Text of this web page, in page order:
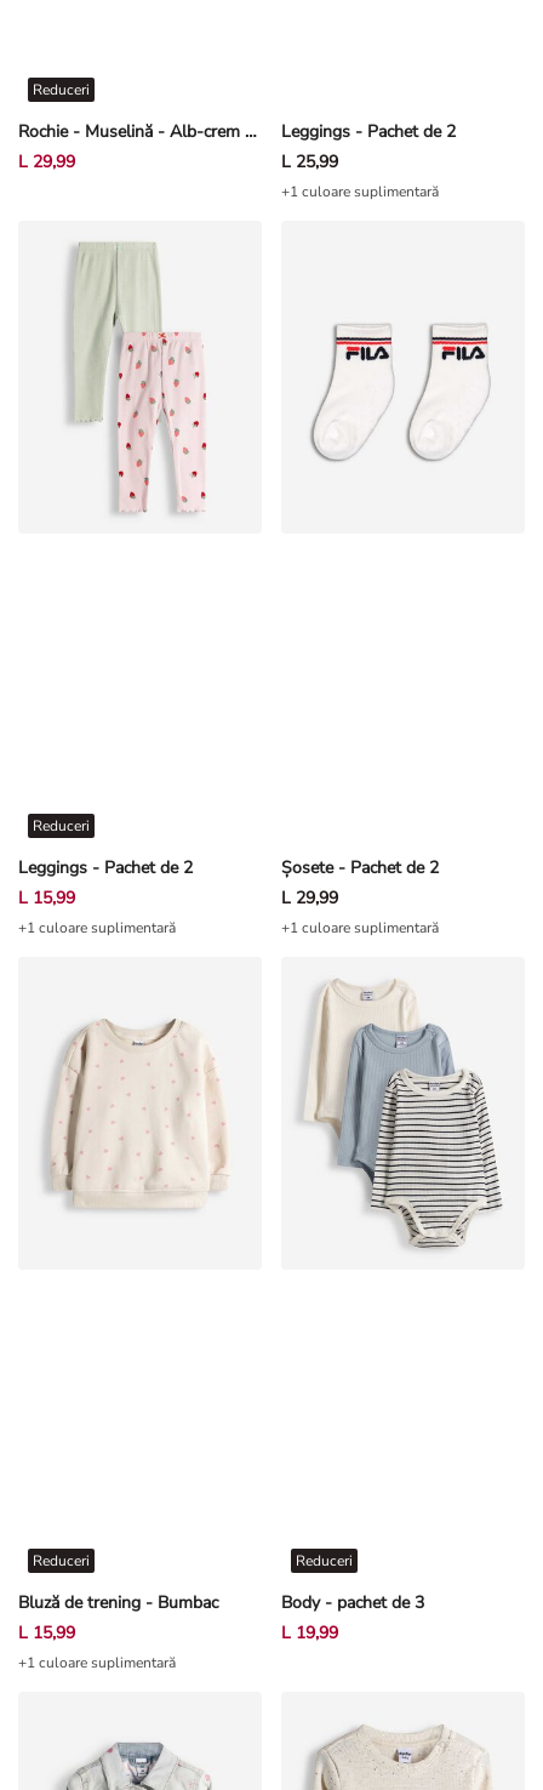
Rochie - Muselină - Alb-crem deschis
Reduceri
L 29,99
Leggings - Pachet de 2
L 25,99
+1 culoare suplimentară
Leggings - Pachet de 2
Reduceri
L 15,99
+1 culoare suplimentară
Șosete - Pachet de 2
L 29,99
+1 culoare suplimentară
Bluză de trening - Bumbac
Reduceri
L 15,99
+1 culoare suplimentară
Body - pachet de 3
Reduceri
L 19,99